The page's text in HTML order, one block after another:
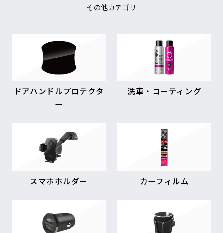
その他カテゴリ
ドアハンドルプロテクタ
ー
洗車・コーティング
スマホホルダー カーフィルム